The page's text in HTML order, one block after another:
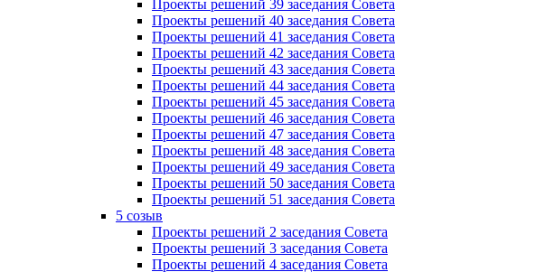
Проекты решений 39 заседания Совета
Проекты решений 40 заседания Совета
Проекты решений 41 заседания Совета
Проекты решений 42 заседания Совета
Проекты решений 43 заседания Совета
Проекты решений 44 заседания Совета
Проекты решений 45 заседания Совета
Проекты решений 46 заседания Совета
Проекты решений 47 заседания Совета
Проекты решений 48 заседания Совета
Проекты решений 49 заседания Совета
Проекты решений 50 заседания Совета
Проекты решений 51 заседания Совета
5 созыв
Проекты решений 2 заседания Совета
Проекты решений 3 заседания Совета
Проекты решений 4 заседания Совета